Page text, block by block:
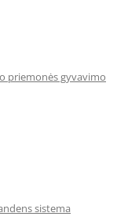
priemonės gyvavimo
sistema